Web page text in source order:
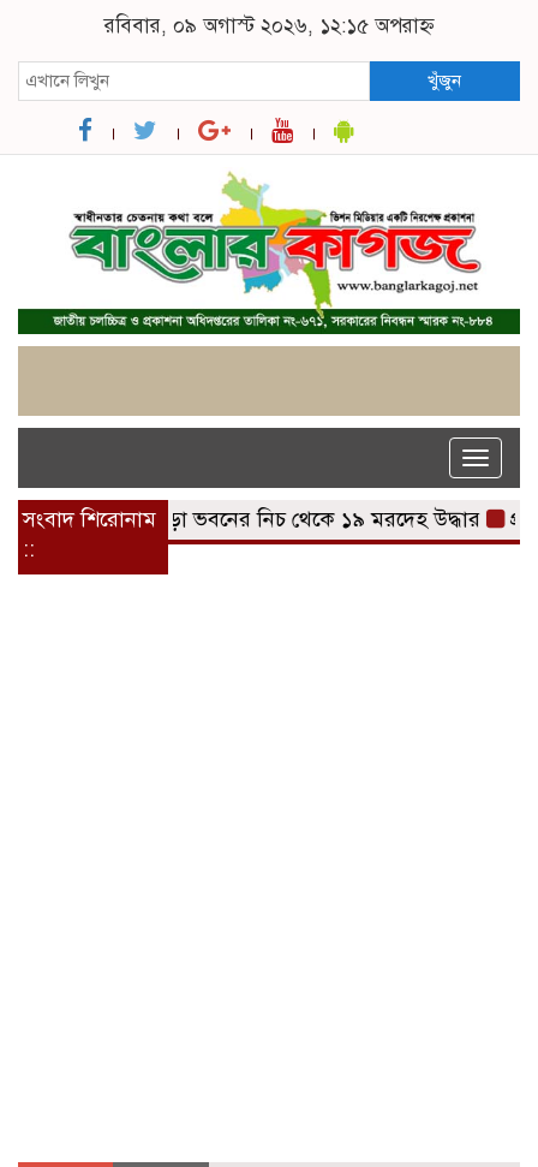
রবিবার, ০৯ অগাস্ট ২০২৬, ১২:১৫ অপরাহ্ন
খুঁজুন
Toggle
সংবাদ শিরোনাম
::
গাজায় ধসে পড়া ভবনের নিচ থেকে ১৯ মরদেহ উদ্ধার